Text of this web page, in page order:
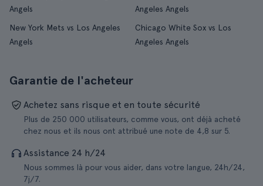
Angels
Angeles Angels
New York Mets vs Los Angeles
Angels
Chicago White Sox vs Los
Angeles Angels
Garantie de l'acheteur
Achetez sans risque et en toute sécurité
Plus de 250 000 utilisateurs, comme vous, ont déjà acheté
chez nous et ils nous ont attribué une note de 4,8 sur 5.
Assistance 24 h/24
Nous sommes là pour vous aider, dans votre langue, 24h/24,
7j/7.